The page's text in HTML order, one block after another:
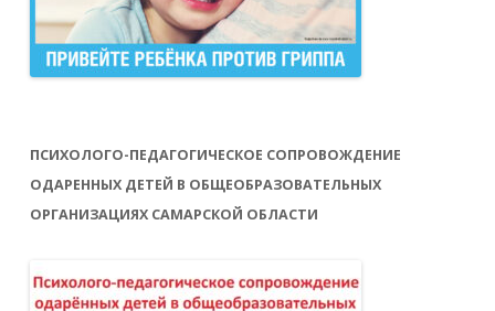
ПСИХОЛОГО-ПЕДАГОГИЧЕСКОЕ СОПРОВОЖДЕНИЕ
ОДАРЕННЫХ ДЕТЕЙ В ОБЩЕОБРАЗОВАТЕЛЬНЫХ
ОРГАНИЗАЦИЯХ САМАРСКОЙ ОБЛАСТИ